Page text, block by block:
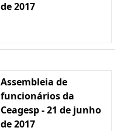
de 2017
Assembleia de
funcionários da
Ceagesp - 21 de junho
de 2017